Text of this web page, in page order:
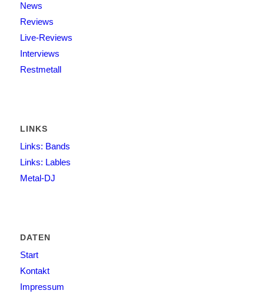
News
Reviews
Live-Reviews
Interviews
Restmetall
LINKS
Links: Bands
Links: Lables
Metal-DJ
DATEN
Start
Kontakt
Impressum